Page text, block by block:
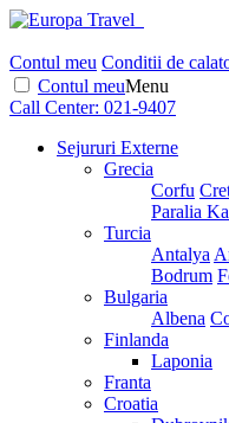
Contul meu Conditii de
Contul meuMenu
Call Center: 021-9407
Sejururi Externe
Grecia
Corfu
Paralia
Turcia
Antalya
Bodrum
Bulgaria
Albena
Finlanda
Laponia
Franta
Croatia